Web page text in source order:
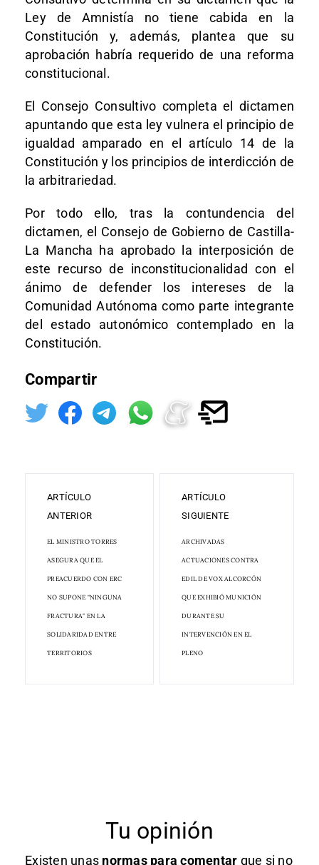
Ley de Amnistía no tiene cabida en la
Constitución y, además, plantea que su
aprobación habría requerido de una reforma
constitucional.
El Consejo Consultivo completa el dictamen
apuntando que esta ley vulnera el principio de
igualdad amparado en el artículo 14 de la
Constitución y los principios de interdicción de
la arbitrariedad.
Por todo ello, tras la contundencia del
dictamen, el Consejo de Gobierno de Castilla-
La Mancha ha aprobado la interposición de
este recurso de inconstitucionalidad con el
ánimo de defender los intereses de la
Comunidad Autónoma como parte integrante
del estado autonómico contemplado en la
Constitución.
Compartir
ARTÍCULO
ANTERIOR
EL MINISTRO TORRES
ASEGURA QUE EL
PREACUERDO CON ERC
NO SUPONE "NINGUNA
FRACTURA" EN LA
SOLIDARIDAD ENTRE
TERRITORIOS
ARTÍCULO
SIGUIENTE
ARCHIVADAS
ACTUACIONES CONTRA
EDIL DE VOX ALCORCÓN
QUE EXHIBIÓ MUNICIÓN
DURANTE SU
INTERVENCIÓN EN EL
PLENO
Tu opinión
Existen unas normas para comentar que si no